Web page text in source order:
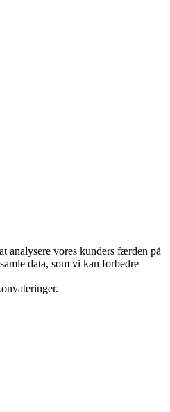
analysere vores kunders færden på
data, som vi kan forbedre